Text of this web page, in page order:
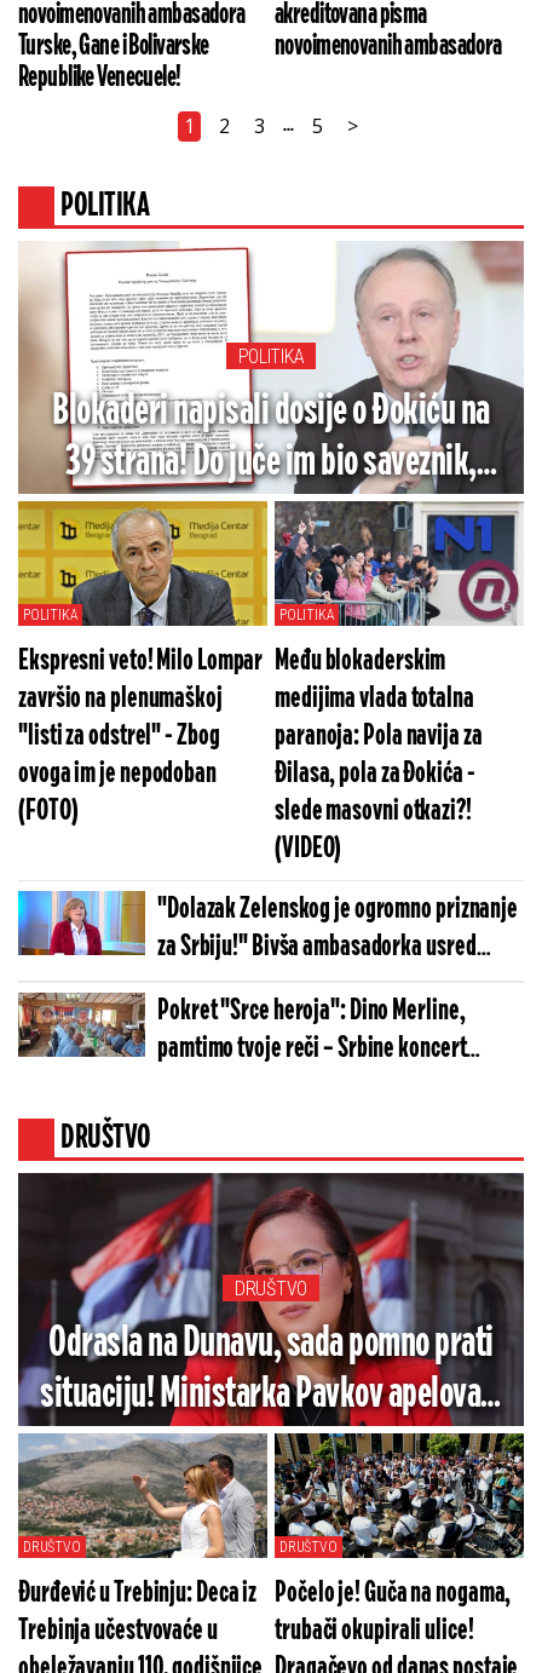
novoimenovanih ambasadora
Turske, Gane i Bolivarske
Republike Venecuele!
akreditovana pisma
novoimenovanih ambasadora
1 2 3 ... 5 >
POLITIKA
POLITIKA
Blokaderi napisali dosije o Đokiću na
39 strana! Do juče im bio saveznik,
sada je ''visokorizičan'' - Ovo mu
stavljaju na teret
POLITIKA
Ekspresni veto! Milo Lompar
završio na plenumaškoj
"listi za odstrel" - Zbog
ovoga im je nepodoban
(FOTO)
POLITIKA
Među blokaderskim
medijima vlada totalna
paranoja: Pola navija za
Đilasa, pola za Đokića -
slede masovni otkazi?!
(VIDEO)
"Dolazak Zelenskog je ogromno priznanje
za Srbiju!" Bivša ambasadorka usred
emisije sasekla opoziciju: Srbija je
napravila veliki diplomatski iskorak
(FOTO)
Pokret "Srce heroja": Dino Merline,
pamtimo tvoje reči – Srbine koncert
DRUŠTVO
DRUŠTVO
Odrasla na Dunavu, sada pomno prati
situaciju! Ministarka Pavkov apelovala
na građane! Evo šta je rekla o
subvencijama za električna vozila
DRUŠTVO
Đurđević u Trebinju: Deca iz
Trebinja učestvovaće u
DRUŠTVO
Počelo je! Guča na nogama,
trubači okupirali ulice!